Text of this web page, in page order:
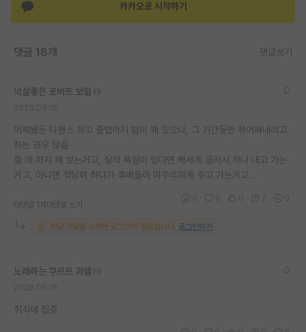
이벤트
재팬라운지 🌸
카카오로 시작하기
댓글 18개 댓글쓰기
넉살좋은 로버트 보일
어찌됐든 디펜스 하고 졸업까지 텀이 꽤 있으니, 그 기간동안 쥐어짜내려고
하는 경우 많음
할 데 까지 해 보는거고, 실적 욕심이 있다면 빡세게 굴러서 하나 내고 가는
거고, 아니면 적당히 하다가 후배들이 마무리하게 주고 가는거고..
대댓글 1개 대댓글 쓰기
해당 댓글을 보려면 로그인이 필요합니다. 로그인하기
노래하는 쿠르트 괴델
취직에 집중